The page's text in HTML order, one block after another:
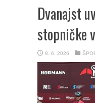
Dvanajst
stopničke
8. 6. 2026